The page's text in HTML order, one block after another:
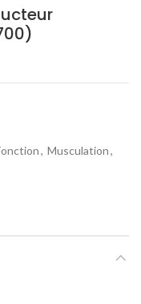
, Musculation,